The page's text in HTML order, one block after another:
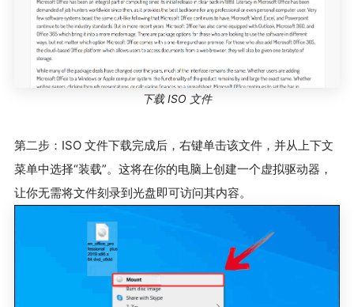
下载 ISO 文件
第二步：ISO 文件下载完成后，右键单击该文件，并从上下文
菜单中选择“装载”。这将在你的电脑上创建一个虚拟驱动器，
让你无需将文件刻录到光盘即可访问其内容。